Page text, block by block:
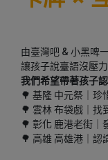
由臺灣吧 & 小黑啤
讓孩子說臺語沒壓
我們希望帶著孩子
🌳 基隆 中元祭｜珍
🌳 雲林 布袋戲｜找
🌳 彰化 鹿港老街｜
🌳 高雄 高雄港｜認